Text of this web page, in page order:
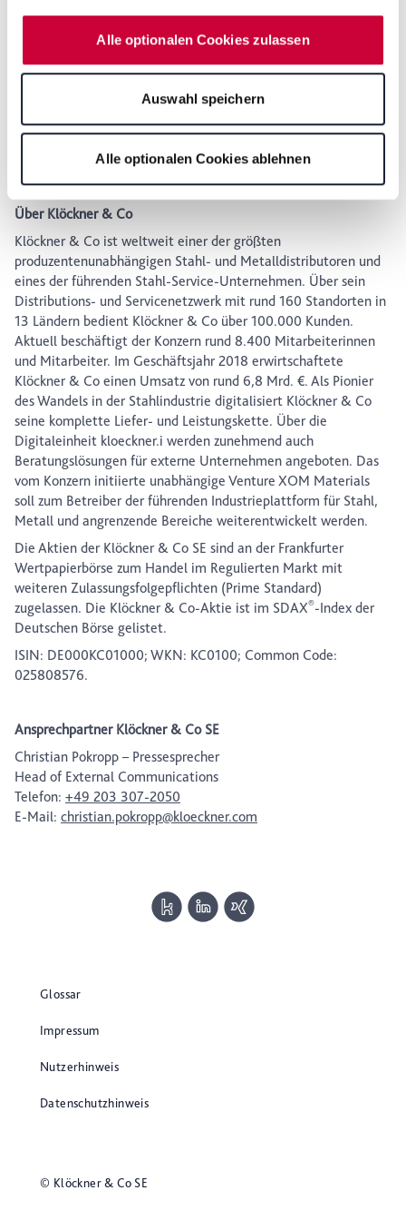
personenbezogenen Daten, z.B. zu den verarbeiteten
Daten, den Speicherdauern und den Datenempfängern,
können Sie durch Anklicken von "Details zeigen" oder
Ende der Webseite verlinkt ist, wählen und finden. Je
nach den von Ihnen gewählten Einstellungen oder wenn
Sie die Schaltfläche "Alle optionalen Cookies ablehnen"
wählen, stehen Ihnen möglicherweise einige Funktionen
Einwilligung jederzeit mit Wirkung für die Zukunft in
unserer Datenschutzerklärung oder durch Anklicken des
Datenschutz-Symbols am Ende der Seite widerrufen.
Alle optionalen Cookies zulassen
Auswahl speichern
Alle optionalen Cookies ablehnen
beschäftigt rund 50 Mitarbeiter in Deutschland und den USA.
Ansprechpartner XOM Materials GmbH
Anne-Laure de Noblet
Head of Marketing
Telefon:+49 172 586 31 96
anne-laure.denoblet@xom-materials.com
Über Klöckner & Co
Klöckner & Co ist weltweit einer der größten
produzentenunabhängigen Stahl- und Metalldistributoren und
eines der führenden Stahl-Service-Unternehmen. Über sein
Distributions- und Servicenetzwerk mit rund 160 Standorten in
13 Ländern bedient Klöckner & Co über 100.000 Kunden.
Aktuell beschäftigt der Konzern rund 8.400 Mitarbeiterinnen
und Mitarbeiter. Im Geschäftsjahr 2018 erwirtschaftete
Klöckner & Co einen Umsatz von rund 6,8 Mrd. €. Als Pionier
des Wandels in der Stahlindustrie digitalisiert Klöckner & Co
seine komplette Liefer- und Leistungskette. Über die
Digitaleinheit kloeckner.i werden zunehmend auch
Beratungslösungen für externe Unternehmen angeboten. Das
vom Konzern initiierte unabhängige Venture XOM Materials
soll zum Betreiber der führenden Industrieplattform für Stahl,
Metall und angrenzende Bereiche weiterentwickelt werden.
Die Aktien der Klöckner & Co SE sind an der Frankfurter
Wertpapierbörse zum Handel im Regulierten Markt mit
weiteren Zulassungsfolgepflichten (Prime Standard)
zugelassen. Die Klöckner & Co-Aktie ist im SDAX®-Index der
Deutschen Börse gelistet.
ISIN: DE000KC01000; WKN: KC0100; Common Code:
025808576.
Ansprechpartner Klöckner & Co SE
Christian Pokropp – Pressesprecher
Head of External Communications
Telefon: +49 203 307-2050
E-Mail: christian.pokropp@kloeckner.com
© Klöckner & Co SE
Glossar
Impressum
Nutzerhinweis
Datenschutzhinweis